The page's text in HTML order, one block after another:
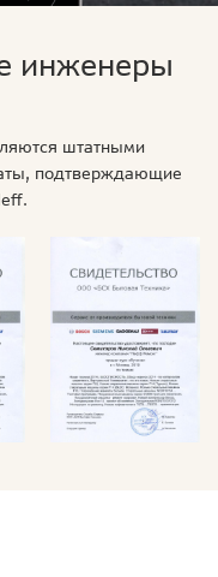
инженеры
штатными
подтверждающие